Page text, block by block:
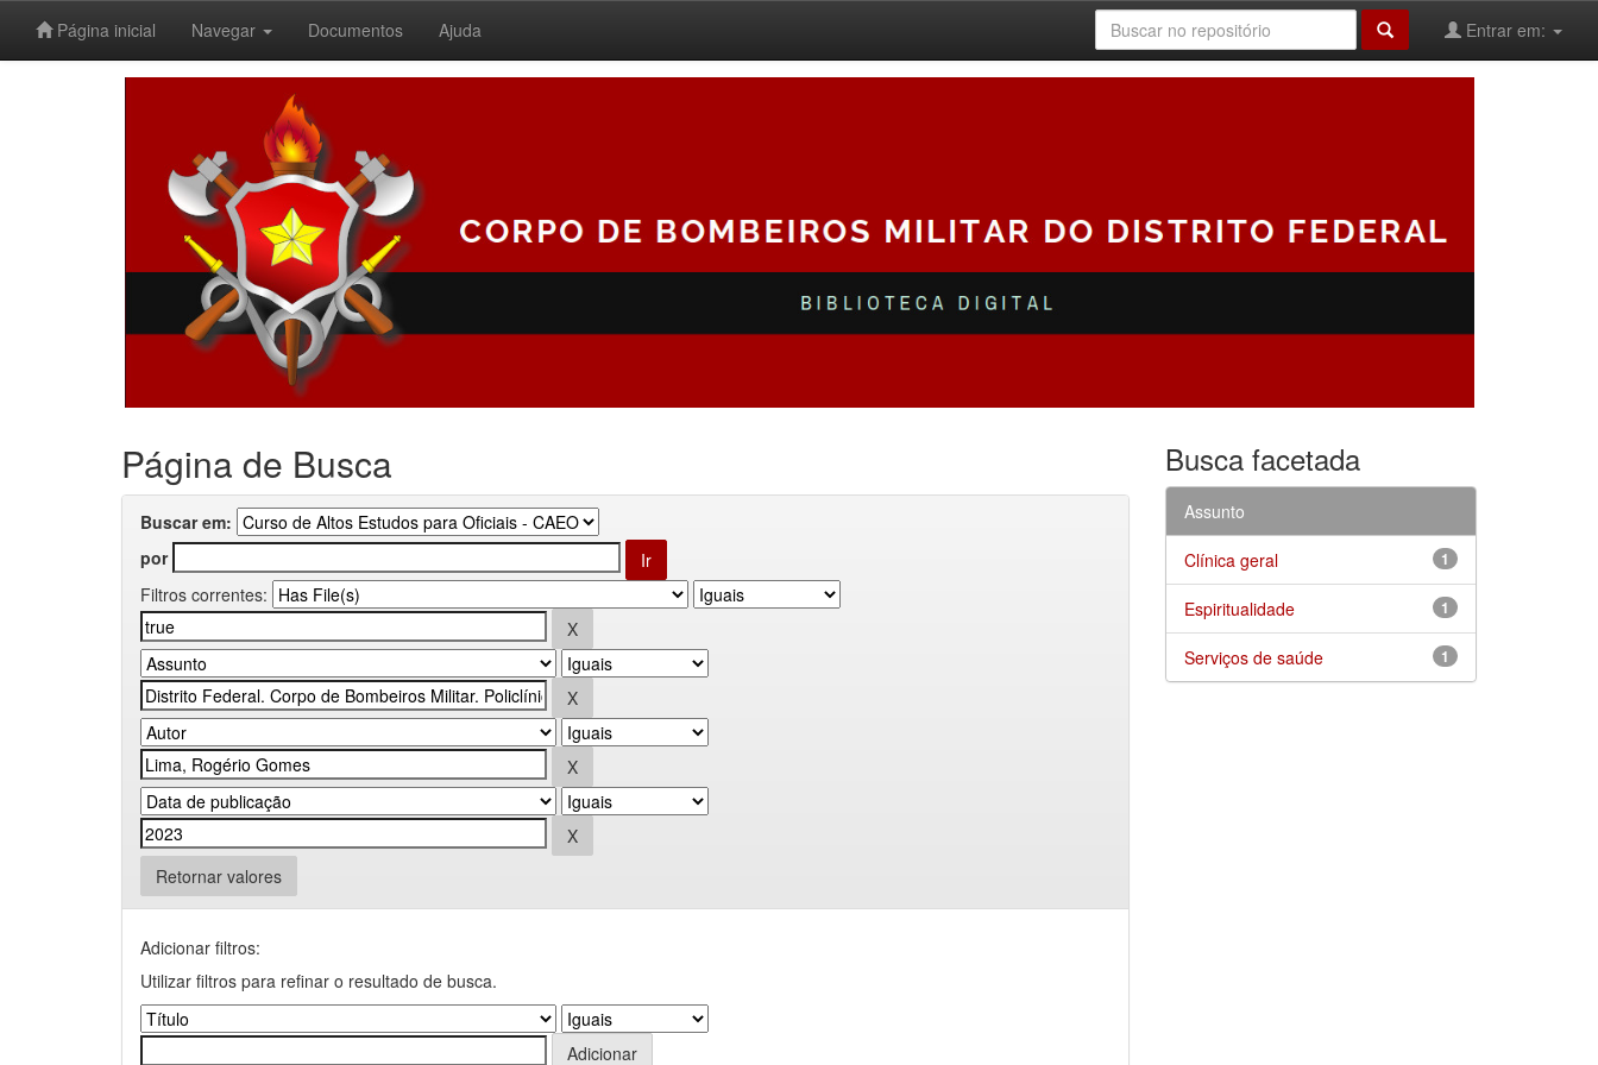
Página inicial Navegar Documentos Ajuda Entrar em:
Página de Busca
Buscar em:
por
Filtros correntes:
Retornar valores
Adicionar filtros:
Utilizar filtros para refinar o resultado de busca.
Busca facetada
Assunto
1
Clínica geral
1
Espiritualidade
1
Serviços de saúde